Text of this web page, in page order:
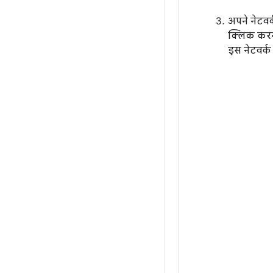
अपने
क्लिक
इस